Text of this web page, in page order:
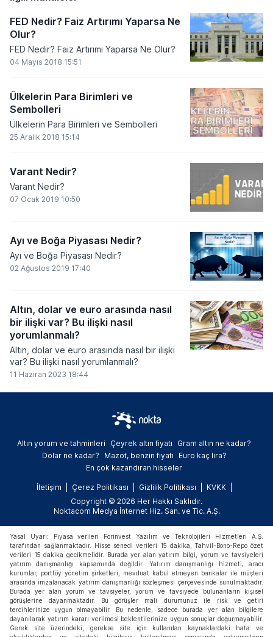
FED Nedir? Faiz Artırımı Yaparsa Ne
Olur?
FED Nedir? Faiz Artırımı Yaparsa Ne Olur?
04 Mayıs 2018 15:51
Ülkelerin Para Birimleri ve
Sembolleri
Ülkelerin Para Birimleri ve Sembolleri
25 Aralık 2018 15:14
Varant Nedir?
Varant Nedir?
07 Ocak 2019 10:50
Ayı ve Boğa Piyasası Nedir?
Ayı ve Boğa Piyasası Nedir?
02 Ağustos 2019 17:40
Altın, dolar ve euro arasında nasıl
bir ilişki var? Bu ilişki nasıl
yorumlanmalı?
Altın, dolar ve euro arasında nasıl bir ilişki
var? Bu ilişki nasıl yorumlanmalı?
11 Haziran 2023 18:44
Altın yorum ve tahminleri Çeyrek altın fiyatı
Gram altın ne kadar?
Dolar ne kadar?
Mazot, benzin fiyatı
Euro kaç lira?
En çok kazandıran hisseler
İletişim Çerez Politikası Gizlilik Politikası
KVKK
Copyright © 2026 Her Hakkı Saklıdır.
Noktacom Medya İnternet Hiz. San. ve Tic. A.Ş.
Yasal Uyarı: Piyasa verileri Forinvest Yazılım ve Teknolojileri Hizmetleri A.Ş.
tarafından sağlanmaktadır. Hisse senedi verileri 15 dakika, Tahvil-Bono-Repo özet
verileri 15 dakika gecikmelidir. Burada yer alan yatırım bilgi, yorum ve tavsiyeleri
yatırım danışmanlığı kapsamında değildir. Yatırım danışmanlığı hizmeti; aracı
kurumlar, portföy yönetim şirketleri, mevduat kabul etmeyen bankalar ile müşteri
arasında imzalanacak yatırım danışmanlığı sözleşmesi çerçevesinde sunulmaktadır.
Burada yer alan yorum ve tavsiyeler, yorum ve tavsiyede bulunanların kişisel
görüşlerine dayanmaktadır. Bu görüşler mali durumunuz ile risk ve getiri
tercihlerinize uygun olmayabilir. Bu nedenle, sadece burada yer alan bilgilere
dayanılarak yatırım kararı verilmesi beklentilerinize uygun sonuçlar doğurmayabilir.
Gerek site üzerindeki, gerekse site için kullanılan kaynaklardaki hata ve